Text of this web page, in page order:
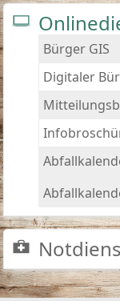
Bürger GIS
Digitaler